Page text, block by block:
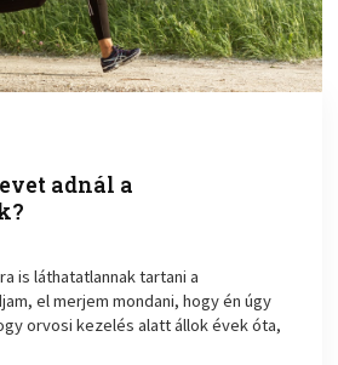
adnál a
is láthatatlannak tartani a
el merjem mondani, hogy én úgy
orvosi kezelés alatt állok évek óta,